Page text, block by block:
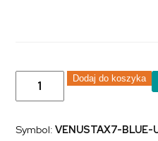
ilość
Materac
kieszeniowy
lateksem
Dodaj do koszyka
Symbol:VENUSTAX7-